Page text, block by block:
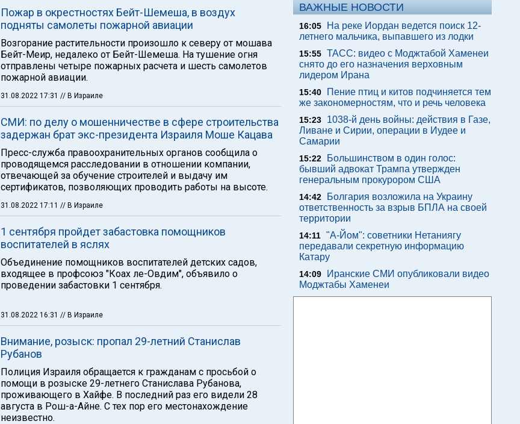
Пожар в окрестностях Бейт-Шемеша, в воздух
подняты самолеты пожарной авиации
Возгорание растительности произошло к северу от мошава
Бейт-Меир, недалеко от Бейт-Шемеша. На тушение огня
отправлены четыре пожарных расчета и шесть самолетов
пожарной авиации.
31.08.2022 17:31 // В Израиле
СМИ: по делу о мошенничестве в сфере строительства
задержан брат экс-президента Израиля Моше Кацава
Пресс-служба правоохранительных органов сообщила о
проводящемся расследовании в отношении компании,
отвечающей за обучение строителей и выдачу им
сертификатов, позволяющих проводить работы на высоте.
31.08.2022 17:11 // В Израиле
1 сентября пройдет забастовка помощников
воспитателей в яслях
Объединение помощников воспитателей детских садов,
входящее в профсоюз "Коах ле-Овдим", объявило о
проведении забастовки 1 сентября.
31.08.2022 16:31 // В Израиле
Внимание, розыск: пропал 29-летний Станислав
Рубанов
Полиция Израиля обращается к гражданам с просьбой о
помощи в розыске 29-летнего Станислава Рубанова,
проживающего в Хайфе. В последний раз его видели 28
августа в Рош-а-Айне. С тех пор его местонахождение
неизвестно.
ВАЖНЫЕ НОВОСТИ
16:05
На реке Иордан ведется поиск 12-
летнего мальчика, выпавшего из лодки
15:55 ТАСС: видео с Моджтабой Хаменеи
снято до его назначения верховным
лидером Ирана
15:40
Пение птиц и китов подчиняется тем
же закономерностям, что и речь человека
15:23
1038-й день войны: действия в Газе,
Ливане и Сирии, операции в Иудее и
Самарии
15:22
Большинством в один голос:
бывший адвокат Трампа утвержден
генеральным прокурором США
14:42
Болгария возложила на Украину
ответственность за взрыв БПЛА на своей
территории
14:11 "А-Йом": советники Нетаниягу
передавали секретную информацию
Катару
14:09
Иранские СМИ опубликовали видео
Моджтабы Хаменеи